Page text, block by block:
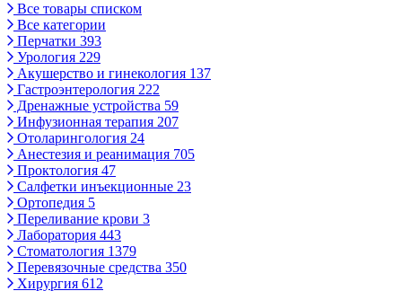
Все товары списком
Все категории
Перчатки 393
Урология 229
Акушерство и гинекология 137
Гастроэнтерология 222
Дренажные устройства 59
Инфузионная терапия 207
Отоларингология 24
Анестезия и реанимация 705
Проктология 47
Салфетки инъекционные 23
Ортопедия 5
Переливание крови 3
Лаборатория 443
Стоматология 1379
Перевязочные средства 350
Хирургия 612